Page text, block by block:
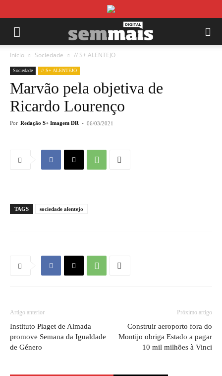
Início Sociedade // S+ ALENTEJO
Sociedade // S+ ALENTEJO
Marvão pela objetiva de
Ricardo Lourenço
Por Redação S+ Imagem DR - 06/03/2021
TAGS sociedade alentejo
Artigo anterior
Instituto Piaget de Almada
promove Semana da Igualdade
de Género
Próximo artigo
Construir aeroporto fora do
Montijo obriga Estado a pagar
10 mil milhões à Vinci